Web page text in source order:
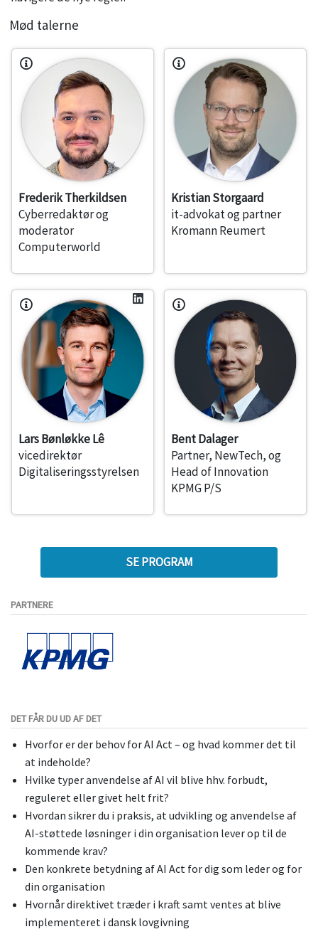
Mød talerne
Frederik Therkildsen
Cyberredaktør og
moderator
Computerworld
Kristian Storgaard
it-advokat og partner
Kromann Reumert
Lars Bønløkke Lê
vicedirektør
Digitaliseringsstyrelsen
Bent Dalager
Partner, NewTech, og
Head of Innovation
KPMG P/S
SE PROGRAM
PARTNERE
DET FÅR DU UD AF DET
Hvorfor er der behov for AI Act – og hvad kommer det til
at indeholde?
Hvilke typer anvendelse af AI vil blive hhv. forbudt,
reguleret eller givet helt frit?
Hvordan sikrer du i praksis, at udvikling og anvendelse af
AI-støttede løsninger i din organisation lever op til de
kommende krav?
Den konkrete betydning af AI Act for dig som leder og for
din organisation
Hvornår direktivet træder i kraft samt ventes at blive
implementeret i dansk lovgivning